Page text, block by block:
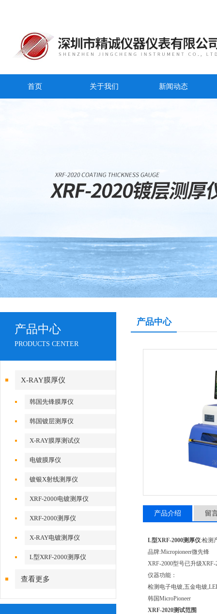
首页 关于我们 新闻动态
产品中心
PRODUCTS CENTER
X-RAY膜厚仪
韩国先锋膜厚仪
韩国镀层测厚仪
X-RAY膜厚测试仪
电镀膜厚仪
镀银X射线测厚仪
XRF-2000电镀测厚仪
XRF-2000测厚仪
X-RAY电镀测厚仪
L型XRF-2000测厚仪
查看更多
产品中心
产品介绍 留
L型XRF-2000测厚仪:检测
品牌:Micropioneer微先锋
XRF-2000型号已升级XRF-
仪器功能：
检测电子电镀,五金电镀
韩国MicroPioneer
XRF-2020测试范围